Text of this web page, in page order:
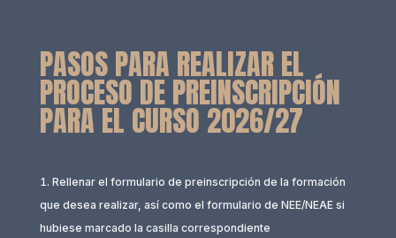
PASOS PARA REALIZAR EL
PROCESO DE PREINSCRIPCIÓN
PARA EL CURSO 2026/27
Rellenar el formulario de preinscripción de la formación
que desea realizar, así como el formulario de NEE/NEAE si
hubiese marcado la casilla correspondiente